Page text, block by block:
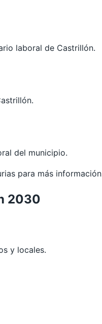
laboral de Castrillón.
del municipio.
para más
2030
y locales.